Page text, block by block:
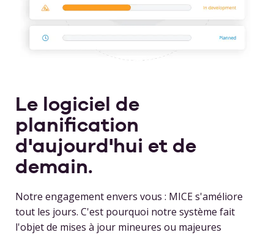
Le logiciel de
planification
d'aujourd'hui et de
demain.
Notre engagement envers vous : MICE s'améliore
tout les jours. C'est pourquoi notre système fait
l'objet de mises à jour mineures ou majeures